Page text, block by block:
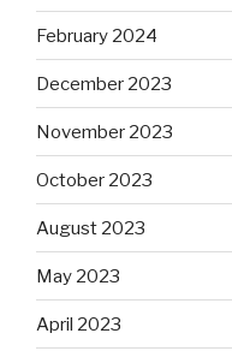
February 2024
December 2023
November 2023
October 2023
August 2023
May 2023
April 2023